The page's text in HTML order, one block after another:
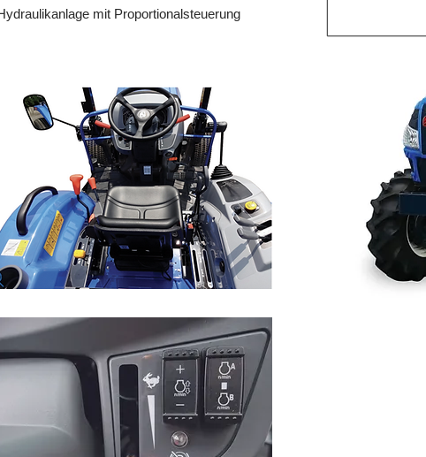
mit Proportionalsteuerung